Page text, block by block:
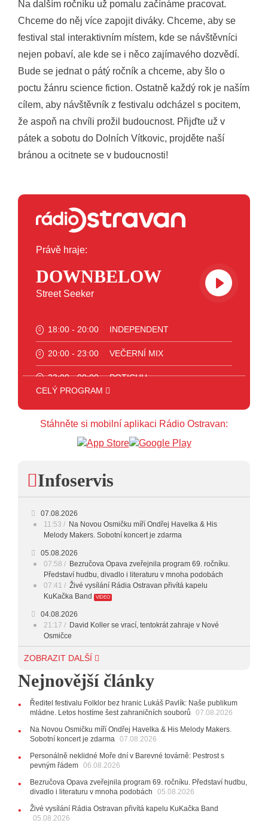
Na dalším ročníku už pomalu začínáme pracovat.
Chceme do něj více zapojit diváky. Chceme, aby se
festival stal interaktivním místem, kde se návštěvníci
nejen pobaví, ale kde se i něco zajímavého dozvědí.
Bude se jednat o pátý ročník a chceme, aby šlo o
poctu žánru science fiction. Ostatně každý rok je naším
cílem, aby návštěvník z festivalu odcházel s pocitem,
že aspoň na chvíli prožil budoucnost. Přijďte už v
pátek a sobotu do Dolních Vítkovic, projděte naší
bránou a ocitnete se v budoucnosti!
Právě hraje:
DOWNBELOW
Street Seeker
18:00 - 20:00 INDEPENDENT
20:00 - 23:00 VEČERNÍ MIX
23:00 - 00:00
POTICHU
CELÝ PROGRAM
Stáhněte si mobilní aplikaci Rádio Ostravan:
Infoservis
07.08.2026
11:53
Na Novou Osmičku míří Ondřej Havelka & His
Melody Makers. Sobotní koncert je zdarma
05.08.2026
07:58
Bezručova Opava zveřejnila program 69. ročníku.
Představí hudbu, divadlo i literaturu v mnoha podobách
07:41
Živé vysílání Rádia Ostravan přivítá kapelu
KuKačka Band
VIDEO
04.08.2026
21:17
David Koller se vrací, tentokrát zahraje v Nové
Osmičce
03.08.2026
Svatováclavského hudebního festivalu zbývá měsíc
11:00
Do Ostravy se vrací britští Modestep, vystoupí v
listopadu v klubu Barrák
VIDEO
10:33
Úsměvné historky ze života ostravské kapely
Verše: Od zapomenutých baterek až po kuriózní krádež
28.07.2026
jen několik desítek posledních vstupenek
27.07.2026
20:44
ZOBRAZIT DALŠÍ
Nejnovější články
Ředitel festivalu Folklor bez hranic Lukáš Pavlík: Naše publikum
mládne. Letos hostíme šest zahraničních souborů
07.08.2026
Na Novou Osmičku míří Ondřej Havelka & His Melody Makers.
Sobotní koncert je zdarma 07.08.2026
Personálně neklidné Moře dní v Barevné továrně: Pestrost s
pevným řádem 06.08.2026
Bezručova Opava zveřejnila program 69. ročníku. Představí hudbu,
divadlo i literaturu v mnoha podobách
05.08.2026
Živé vysílání Rádia Ostravan přivítá kapelu KuKačka Band
05.08.2026